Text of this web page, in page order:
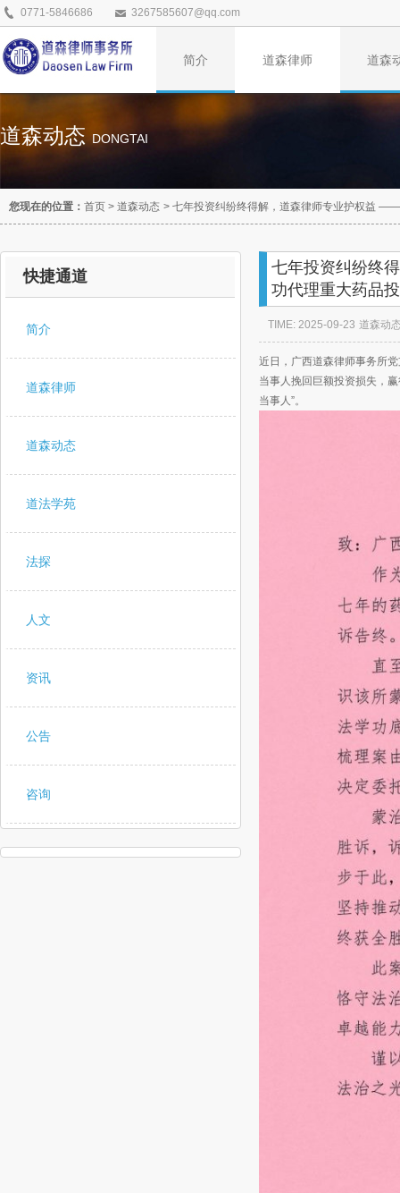
0771-5846686 3267585607@qq.com
简介 道森律师 道森
道森动态DONGTAI
您现在的位置： 首页 > 道森动态 > 七年投资纠纷终得解，道森律师专业护权益
快捷通道
简介
道森律师
道森动态
道法学苑
法探
人文
资讯
公告
咨询
七年投资纠纷终
功代理重大药品
TIME: 2025-09-23 道森动
近日，广西道森律师事务所
当事人挽回巨额投资损失，
当事人”。